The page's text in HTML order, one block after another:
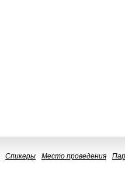
Спикеры Место проведения